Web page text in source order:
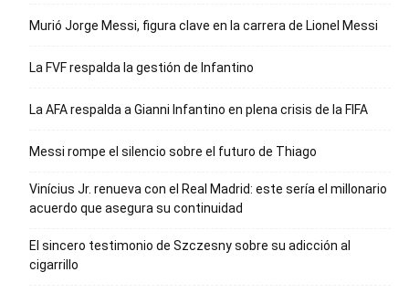
Murió Jorge Messi, figura clave en la carrera de Lionel Messi
La FVF respalda la gestión de Infantino
La AFA respalda a Gianni Infantino en plena crisis de la FIFA
Messi rompe el silencio sobre el futuro de Thiago
Vinícius Jr. renueva con el Real Madrid: este sería el millonario
acuerdo que asegura su continuidad
El sincero testimonio de Szczesny sobre su adicción al
cigarrillo